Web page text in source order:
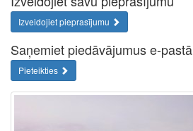
Izveidojiet pieprasījumu
Saņemiet piedāvājumus e-pastā
Pieteikties